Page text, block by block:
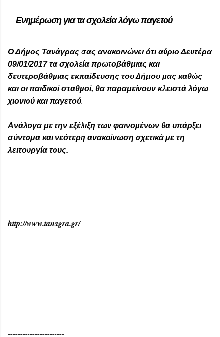
Ενημέρωση για τα σχολεία λόγω παγετού
Ο Δήμος Τανάγρας σας ανακοινώνει ότι αύριο Δευτέρα
09/01/2017 τα σχολεία πρωτοβάθμιας και
δευτεροβάθμιας εκπαίδευσης του Δήμου μας καθώς
και οι παιδικοί σταθμοί, θα παραμείνουν κλειστά λόγω
χιονιού και παγετού.
Ανάλογα με την εξέλιξη των φαινομένων θα υπάρξει
σύντομα και νεότερη ανακοίνωση σχετικά με τη
λειτουργία τους.
http://www.tanagra.gr/
-----------------------